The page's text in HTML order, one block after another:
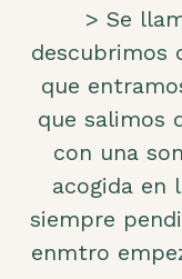
> Se
descubrimos
que
que salimos
con una
acogida en
siempre
enmtro